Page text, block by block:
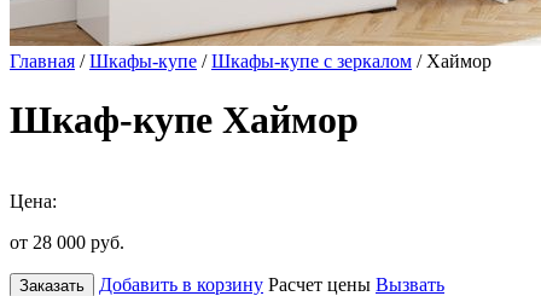
Главная /Шкафы-купе /Шкафы-купе с зеркалом / Хаймор
Шкаф-купе Хаймор
Цена:
от 28 000 руб.
Заказать Добавить в корзину Расчет цены Вызвать